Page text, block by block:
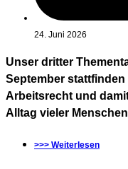
24. Juni 2026
Unser dritter
September
Arbeitsrecht und
Alltag vieler
>>> Weiterlesen